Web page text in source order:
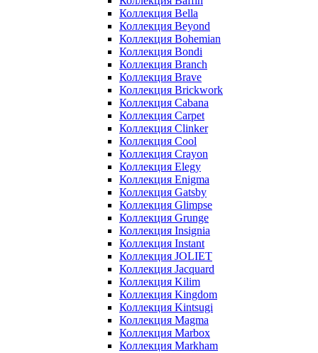
Коллекция Bella
Коллекция Beyond
Коллекция Bohemian
Коллекция Bondi
Коллекция Branch
Коллекция Brave
Коллекция Brickwork
Коллекция Cabana
Коллекция Carpet
Коллекция Clinker
Коллекция Cool
Коллекция Crayon
Коллекция Elegy
Коллекция Enigma
Коллекция Gatsby
Коллекция Glimpse
Коллекция Grunge
Коллекция Insignia
Коллекция Instant
Коллекция JOLIET
Коллекция Jacquard
Коллекция Kilim
Коллекция Kingdom
Коллекция Kintsugi
Коллекция Magma
Коллекция Marbox
Коллекция Markham